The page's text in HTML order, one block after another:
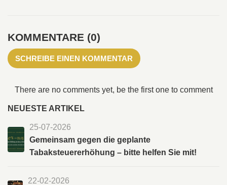
KOMMENTARE (0)
SCHREIBE EINEN KOMMENTAR
There are no comments yet, be the first one to comment
NEUESTE ARTIKEL
25-07-2026
Gemeinsam gegen die geplante
Tabaksteuererhöhung – bitte helfen Sie mit!
22-02-2026